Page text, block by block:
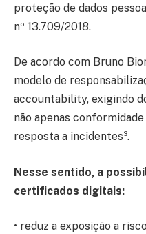
proteção de dados
nº 13.709/2018.
De acordo com Bruno
modelo de
accountability, exigindo
não apenas
resposta a incidentes³.
Nesse sentido, a
certificados digitais:
• reduz a exposição a